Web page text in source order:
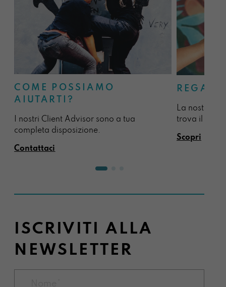
COME POSSIAMO
AIUTARTI?
I nostri Client Advisor sono a tua
completa disposizione.
Contattaci
La nostra
trova il
Scopri
ISCRIVITI ALLA
NEWSLETTER